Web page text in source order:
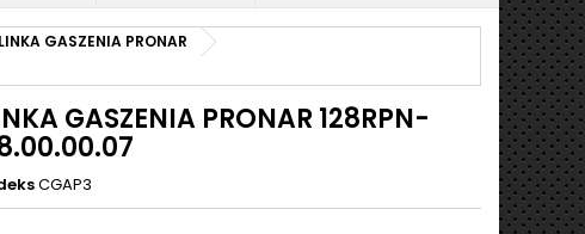
LINKA GASZENIA PRONAR
GASZENIA PRONAR 128RPN-
CGAP3